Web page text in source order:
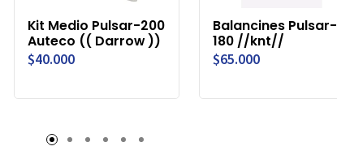
Kit Medio Pulsar-200
Auteco (( Darrow ))
$40.000
Balancines Pulsar-
180 //knt//
$65.000